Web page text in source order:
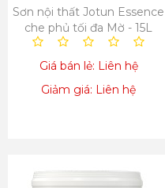
Sơn nội thất Jotun Essence
che phủ tối đa Mờ - 15L
Giá bán lẻ: Liên hệ
Giảm giá: Liên hệ